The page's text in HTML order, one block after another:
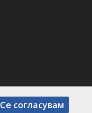
Се согласувам